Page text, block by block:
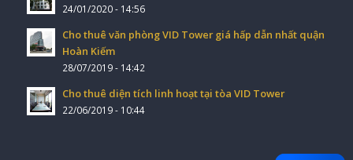
24/01/2020 - 14:56
Cho thuê văn phòng VID Tower giá hấp dẫn nhất quận
Hoàn Kiếm
28/07/2019 - 14:42
Cho thuê diện tích linh hoạt tại tòa VID Tower
22/06/2019 - 10:44